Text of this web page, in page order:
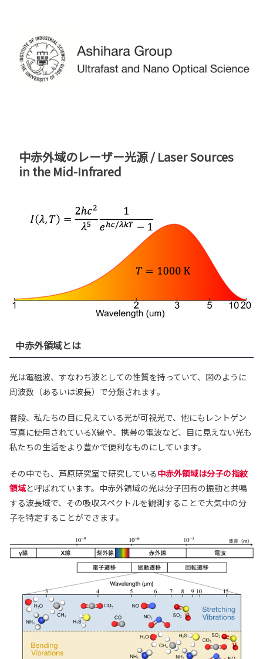
中赤外域のレーザー光源 / Laser Sources
in the Mid-Infrared
中赤外領域とは
光は電磁波、すなわち波としての性質を持っていて、図のように
周波数（あるいは波長）で分類されます。
普段、私たちの目に見えている光が可視光で、他にもレントゲン
写真に使用されているX線や、携帯の電波など、目に見えない光も
私たちの生活をより豊かで便利なものにしています。
その中でも、芦原研究室で研究している中赤外領域は分子の指紋
領域と呼ばれています。中赤外領域の光は分子固有の振動と共鳴
する波長域で、その吸収スペクトルを観測することで大気中の分
子を特定することができます。